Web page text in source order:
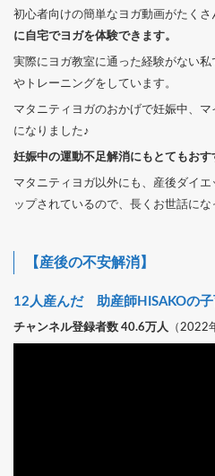
初心者向けの簡単なヨガ動画がたくさ
に自宅でヨガを体験できます。
実際にヨガ教室に通った経験がない
やトレーニングをしています。
マタニティヨガのおかげで妊娠中、
になりました♪
妊娠中の運動不足解消にもとてもおす
マタニティヨガ以外にも、産後ダイ
ップされているので、長くお世話に
【産後の不安解消】
12人産んだ 助産師HISAKOの子
チャンネル登録者数 40.6万人 （2022